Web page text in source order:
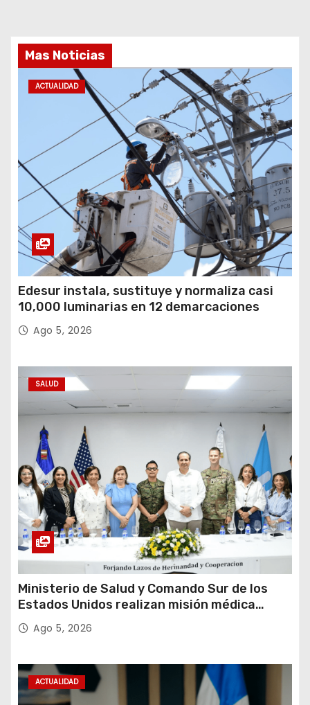
Mas Noticias
ACTUALIDAD
Edesur instala, sustituye y normaliza casi
10,000 luminarias en 12 demarcaciones
Ago 5, 2026
SALUD
Ministerio de Salud y Comando Sur de los
Estados Unidos realizan misión médica
Amistad 2026 en La Vega
Ago 5, 2026
ACTUALIDAD